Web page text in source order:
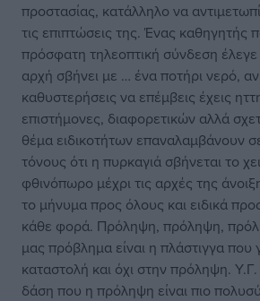
προστασίας, κατάλληλο να
τις επιπτώσεις της. Ένας καθηγητής
πρόσφατη τηλεοπτική σύνδεση έλεγε
αρχή σβήνει με … ένα ποτήρι νερό,
καθυστερήσεις να επέμβεις έχεις
επιστήμονες, διαφορετικών αλλά
θέμα ειδικοτήτων επαναλαμβάνουν
τόνους ότι η πυρκαγιά σβήνεται το
φθινόπωρο μέχρι τις αρχές της
το μήνυμα προς όλους και ειδικά
κάθε φορά. Πρόληψη, πρόληψη,
μας πρόβλημα είναι η πλάστιγγα που
καταστολή και όχι στην πρόληψη.
δάση που η πρόληψη είναι πιο